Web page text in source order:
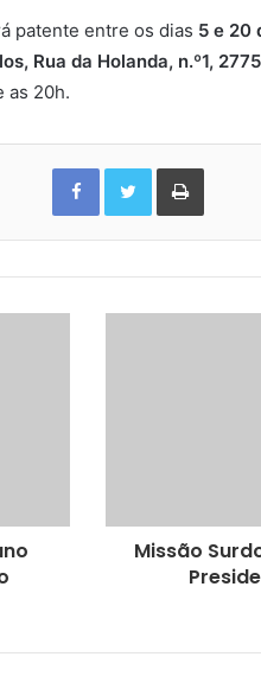
patente entre os dias 5 e 20
Rua da Holanda, n.º1,
as 20h.
Facebook Twitter
Missão